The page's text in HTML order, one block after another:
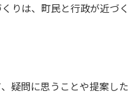
りは、町民と行政が近づ
疑問に思うことや提案し